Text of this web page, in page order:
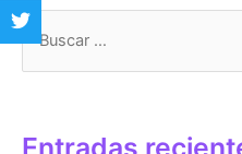
B
Entradas